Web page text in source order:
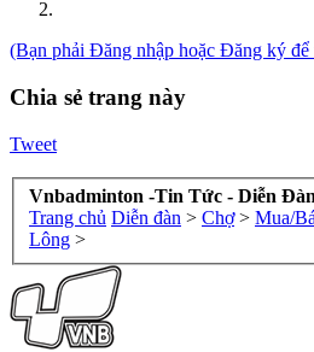
(Bạn phải Đăng nhập hoặc Đăng ký
Chia sẻ trang này
Tweet
Vnbadminton -Tin Tức - Diễn
Trang chủ Diễn đàn > Chợ > Mua/
Lông >